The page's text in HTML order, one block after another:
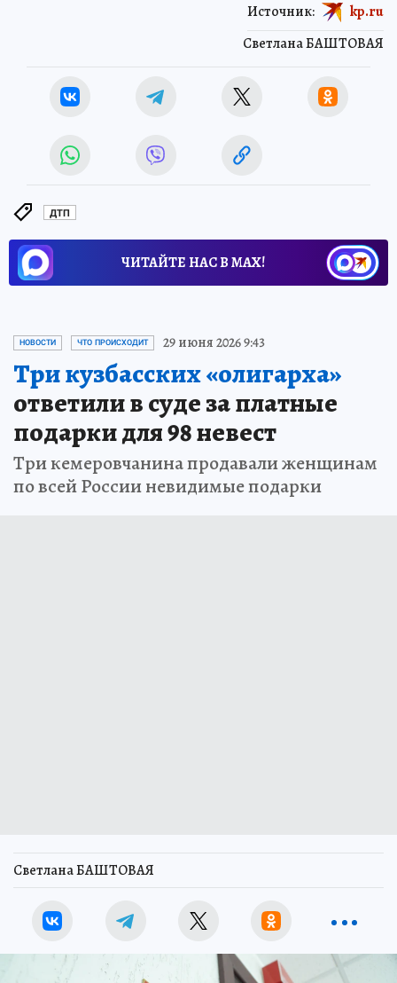
Светлана БАШТОВАЯ
Источник: kp.ru
ДТП
ЧИТАЙТЕ НАС В МАХ!
НОВОСТИ ЧТО ПРОИСХОДИТ 29 июня 2026 9:43
Три кузбасских «олигарха»
ответили в суде за платные
подарки для 98 невест
Три кемеровчанина продавали женщинам
по всей России невидимые подарки
Светлана БАШТОВАЯ